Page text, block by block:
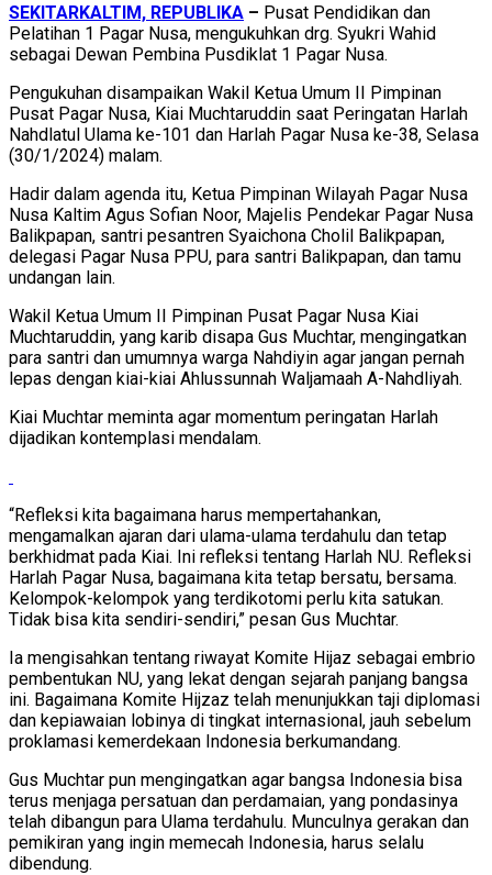
SEKITARKALTIM, REPUBLIKA – Pusat Pendidikan dan
Pelatihan 1 Pagar Nusa, mengukuhkan drg. Syukri Wahid
sebagai Dewan Pembina Pusdiklat 1 Pagar Nusa.
Pengukuhan disampaikan Wakil Ketua Umum II Pimpinan
Pusat Pagar Nusa, Kiai Muchtaruddin saat Peringatan Harlah
Nahdlatul Ulama ke-101 dan Harlah Pagar Nusa ke-38, Selasa
(30/1/2024) malam.
Hadir dalam agenda itu, Ketua Pimpinan Wilayah Pagar Nusa
Nusa Kaltim Agus Sofian Noor, Majelis Pendekar Pagar Nusa
Balikpapan, santri pesantren Syaichona Cholil Balikpapan,
delegasi Pagar Nusa PPU, para santri Balikpapan, dan tamu
undangan lain.
Wakil Ketua Umum II Pimpinan Pusat Pagar Nusa Kiai
Muchtaruddin, yang karib disapa Gus Muchtar, mengingatkan
para santri dan umumnya warga Nahdiyin agar jangan pernah
lepas dengan kiai-kiai Ahlussunnah Waljamaah A-Nahdliyah.
Kiai Muchtar meminta agar momentum peringatan Harlah
dijadikan kontemplasi mendalam.
“Refleksi kita bagaimana harus mempertahankan,
mengamalkan ajaran dari ulama-ulama terdahulu dan tetap
berkhidmat pada Kiai. Ini refleksi tentang Harlah NU. Refleksi
Harlah Pagar Nusa, bagaimana kita tetap bersatu, bersama.
Kelompok-kelompok yang terdikotomi perlu kita satukan.
Tidak bisa kita sendiri-sendiri,” pesan Gus Muchtar.
Ia mengisahkan tentang riwayat Komite Hijaz sebagai embrio
pembentukan NU, yang lekat dengan sejarah panjang bangsa
ini. Bagaimana Komite Hijzaz telah menunjukkan taji diplomasi
dan kepiawaian lobinya di tingkat internasional, jauh sebelum
proklamasi kemerdekaan Indonesia berkumandang.
Gus Muchtar pun mengingatkan agar bangsa Indonesia bisa
terus menjaga persatuan dan perdamaian, yang pondasinya
telah dibangun para Ulama terdahulu. Munculnya gerakan dan
pemikiran yang ingin memecah Indonesia, harus selalu
dibendung.